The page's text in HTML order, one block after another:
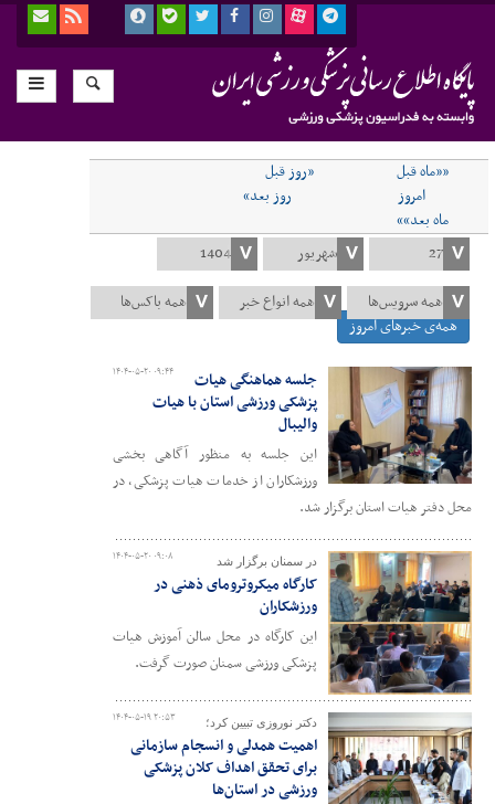
««ماه قبل
«روز قبل
امروز
روز بعد»
ماه بعد»»
همه‌ی خبرهای امروز
۱۴۰۴-۰۵-۲۰ ۰۹:۴۴
جلسه هماهنگی هیات
پزشکی ورزشی استان با هیات
والیبال
این جلسه به منظور آگاهی بخشی
ورزشکاران از خدمات هیات پزشکی، در
محل دفتر هیات استان برگزار شد.
۱۴۰۴-۰۵-۲۰ ۰۹:۰۸ در سمنان برگزار شد
کارگاه میکروترومای ذهنی در
ورزشکاران
این کارگاه در محل سالن آموزش هیات
پزشکی ورزشی سمنان صورت گرفت.
۱۴۰۴-۰۵-۱۹ ۲۰:۵۳ دکتر نوروزی تبیین کرد؛
اهمیت همدلی و انسجام سازمانی
برای تحقق اهداف کلان پزشکی
ورزشی در استان‌ها